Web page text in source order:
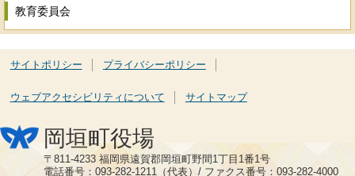
教育委員会
サイトポリシー プライバシーポリシー
ウェブアクセシビリティについて サイトマップ
岡垣町役場
〒811-4233 福岡県遠賀郡岡垣町野間1丁目1番1号
電話番号：093-282-1211（代表）/ ファクス番号：093-282-4000